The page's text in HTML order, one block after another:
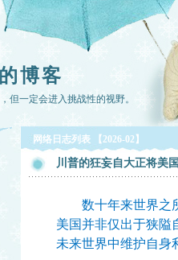
博客
但一定会进入挑战性的视野。
网络日志列表 【2026-02】
川普的狂妄自大正将美
数十年来世界之所
美国并非仅出于狭隘
未来世界中维护自身